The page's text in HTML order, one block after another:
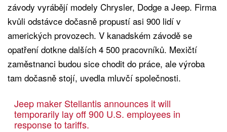
závody vyrábějí modely Chrysler, Dodge a Jeep. Firma
kvůli odstávce dočasně propustí asi 900 lidí v
amerických provozech. V kanadském závodě se
opatření dotkne dalších 4 500 pracovníků. Mexičtí
zaměstnanci budou sice chodit do práce, ale výroba
tam dočasně stojí, uvedla mluvčí společnosti.
Jeep maker Stellantis announces it will
temporarily lay off 900 U.S. employees in
response to tariffs.